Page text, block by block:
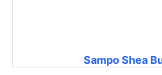
Sampo Shea